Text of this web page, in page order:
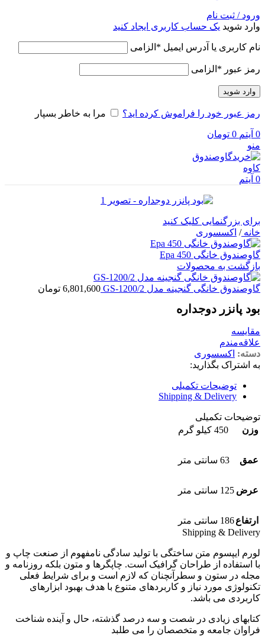
ورود / ثبت نام
وارد شوید یک حساب کاربری ایجاد کنید
نام کاربری یا آدرس ایمیل * الزامی
رمز عبور * الزامی
وارد شوید
رمز عبور خود را فراموش کرده اید؟ مرا به خاطر بسپار
0 آیتم 0 تومان
منو
0 آیتم
برای بزرگنمایی کلیک کنید
خانه/ اکسسوری
گاوصندوق خانگی Epa 450
بازگشت به محصولات
گاوصندوق خانگی گنجینه مدل GS-1200/2 6,801,600 تومان
بود پانزر دوجداره
مقایسه
علاقه‌مندم
دسته: اکسسوری
به اشتراک بگذارید:
توضیحات تکمیلی
Shipping & Delivery
توضیحات تکمیلی
وزن
450 کیلو گرم
عمق 63 سانتی متر
عرض 125 سانتی متر
ارتفاع186 سانتی متر
Shipping & Delivery
لورم ایپسوم متن ساختگی با تولید سادگی نامفهوم از صنعت چاپ و
با استفاده از طراحان گرافیک است. چاپگرها و متون بلکه روزنامه و
مجله در ستون و سطرآنچنان که لازم است و برای شرایط فعلی
تکنولوژی مورد نیاز و کاربردهای متنوع با هدف بهبود ابزارهای
کاربردی می باشد.
کتابهای زیادی در شصت و سه درصد گذشته، حال و آینده شناخت
فراوان جامعه و متخصصان را می طلبد